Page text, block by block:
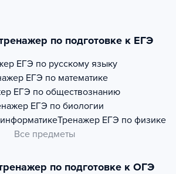
по подготовке к ЕГЭ
ЕГЭ по русскому языку
ЕГЭ по математике
ЕГЭ по обществознанию
ЕГЭ по биологии
Тренажер ЕГЭ по физике
Все предметы
по подготовке к ОГЭ